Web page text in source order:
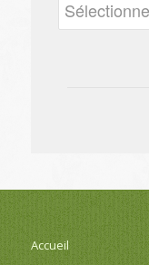
Accueil